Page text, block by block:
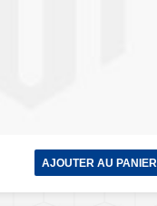
AJOUTER AU PANIER